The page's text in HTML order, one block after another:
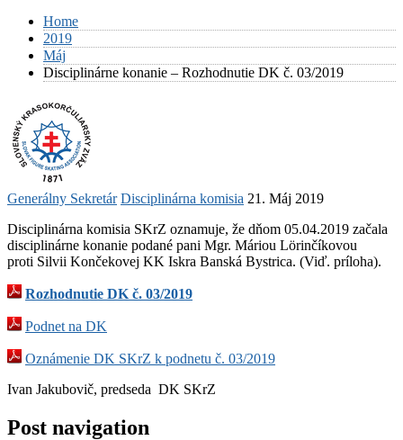
Home
2019
Máj
Disciplinárne konanie – Rozhodnutie DK č. 03/2019
Generálny Sekretár Disciplinárna komisia 21. Máj 2019
Disciplinárna komisia SKrZ oznamuje, že dňom 05.04.2019 začala
disciplinárne konanie podané pani Mgr. Máriou Lörinčíkovou
proti Silvii Končekovej KK Iskra Banská Bystrica. (Viď. príloha).
Rozhodnutie DK č. 03/2019
Podnet na DK
Oznámenie DK SKrZ k podnetu č. 03/2019
Ivan Jakubovič, predseda DK SKrZ
Post navigation